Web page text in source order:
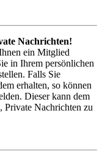
Nachrichten!
ein Mitglied
in Ihrem persönlichen
Falls Sie
erhalten, so können
Dieser kann dem
Private Nachrichten zu